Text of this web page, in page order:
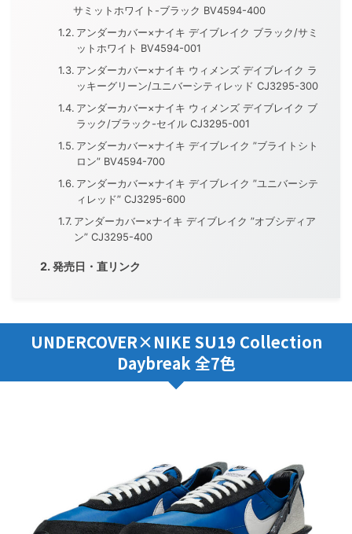
サミットホワイト-ブラック BV4594-400
アンダーカバー×ナイキ デイブレイク ブラック/サミ
ットホワイト BV4594-001
アンダーカバー×ナイキ ウィメンズ デイブレイク ラ
ッキーグリーン/ユニバーシティレッド CJ3295-300
アンダーカバー×ナイキ ウィメンズ デイブレイク ブ
ラック/ブラック-セイル CJ3295-001
アンダーカバー×ナイキ デイブレイク ”ブライトシト
ロン” BV4594-700
アンダーカバー×ナイキ デイブレイク ”ユニバーシテ
ィレッド” CJ3295-600
アンダーカバー×ナイキ デイブレイク ”オブシディア
ン” CJ3295-400
発売日・直リンク
UNDERCOVER×NIKE SU19 Collection
Daybreak 全7色